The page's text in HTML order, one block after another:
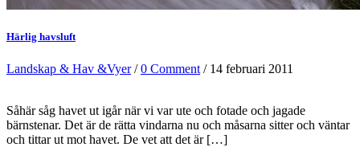
Härlig havsluft
Landskap & Hav &Vyer/0 Comment / 14 februari 2011
Såhär såg havet ut igår när vi var ute och fotade och jagade
bärnstenar. Det är de rätta vindarna nu och måsarna sitter och väntar
och tittar ut mot havet. De vet att det är […]